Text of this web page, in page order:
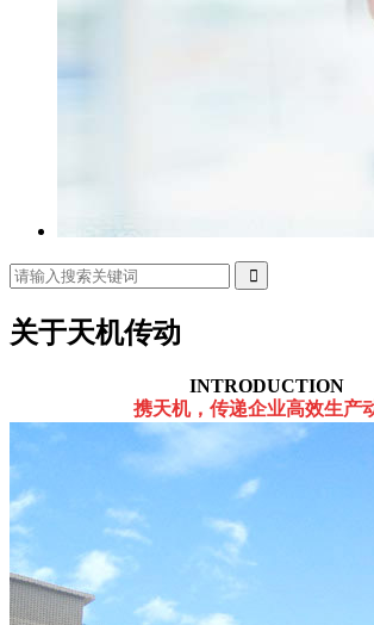
关于天机传动
INTRODUCTION
携天机，传递企业高效生产